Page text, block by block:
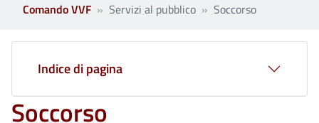
Comando VVF Servizi al pubblico Soccorso
Soccorso
Indice di pagina